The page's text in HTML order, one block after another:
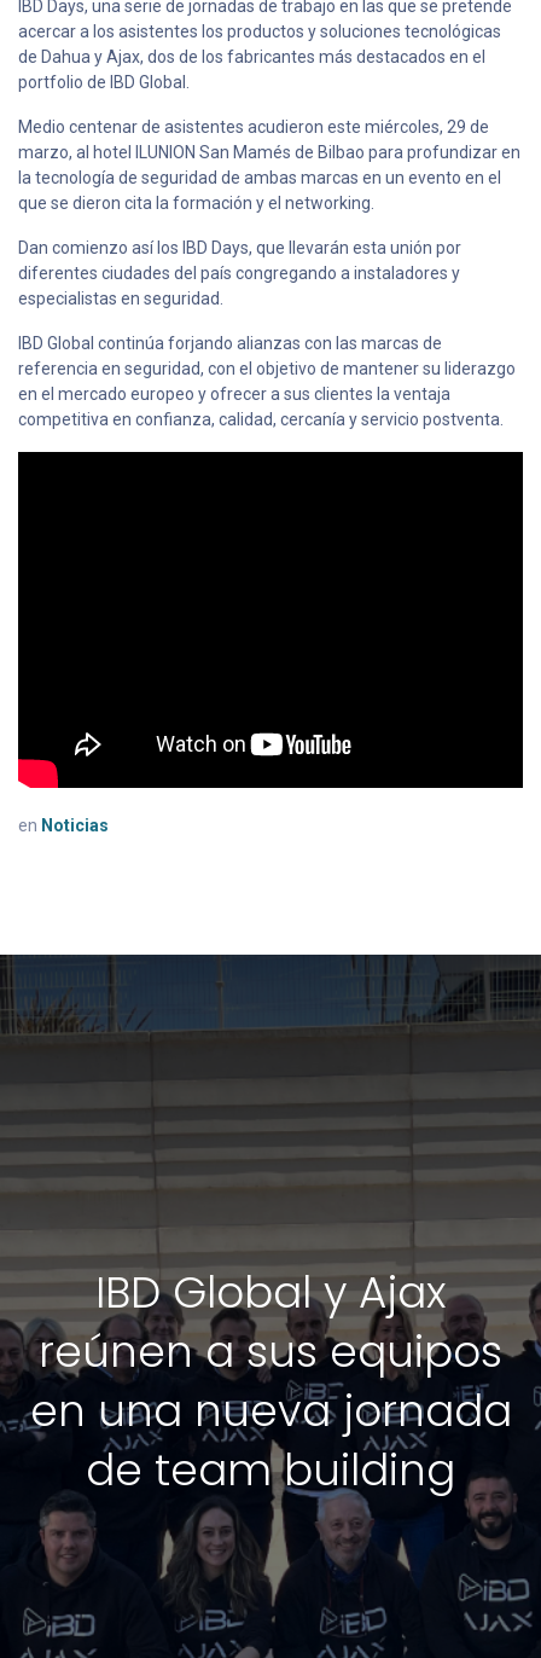
IBD Days, una serie de jornadas de trabajo en las que se pretende
acercar a los asistentes los productos y soluciones tecnológicas
de Dahua y Ajax, dos de los fabricantes más destacados en el
portfolio de IBD Global.
Medio centenar de asistentes acudieron este miércoles, 29 de
marzo, al hotel ILUNION San Mamés de Bilbao para profundizar en
la tecnología de seguridad de ambas marcas en un evento en el
que se dieron cita la formación y el networking.
Dan comienzo así los IBD Days, que llevarán esta unión por
diferentes ciudades del país congregando a instaladores y
especialistas en seguridad.
IBD Global continúa forjando alianzas con las marcas de
referencia en seguridad, con el objetivo de mantener su liderazgo
en el mercado europeo y ofrecer a sus clientes la ventaja
competitiva en confianza, calidad, cercanía y servicio postventa.
en Noticias
IBD Global y Ajax
reúnen a sus equipos
en una nueva jornada
de team building